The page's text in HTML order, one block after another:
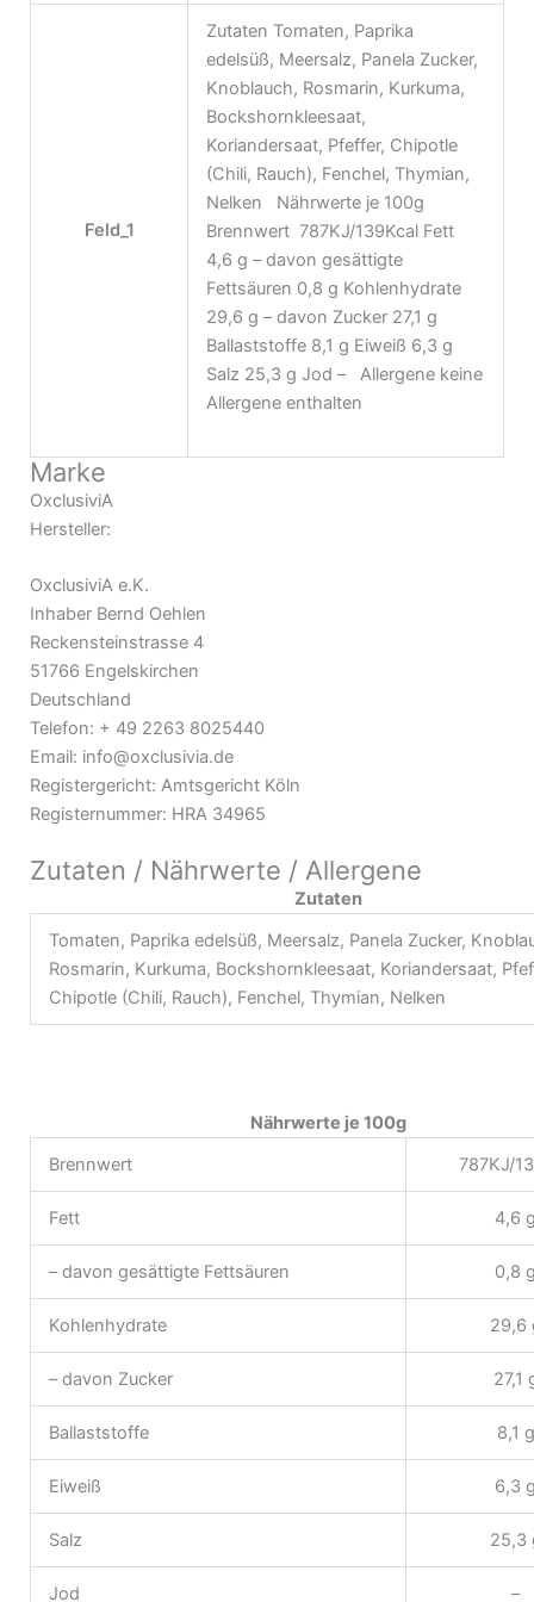
Feld_1
Zutaten Tomaten, Paprika
edelsüß, Meersalz, Panela Zucker,
Knoblauch, Rosmarin, Kurkuma,
Bockshornkleesaat,
Koriandersaat, Pfeffer, Chipotle
(Chili, Rauch), Fenchel, Thymian,
Nelken Nährwerte je 100g
Brennwert 787KJ/139Kcal Fett
4,6 g – davon gesättigte
Fettsäuren 0,8 g Kohlenhydrate
29,6 g – davon Zucker 27,1 g
Ballaststoffe 8,1 g Eiweiß 6,3 g
Salz 25,3 g Jod – Allergene keine
Allergene enthalten
Marke
OxclusiviA
Hersteller:
OxclusiviA e.K.
Inhaber Bernd Oehlen
Reckensteinstrasse 4
51766 Engelskirchen
Deutschland
Telefon: + 49 2263 8025440
Email: info@oxclusivia.de
Registergericht: Amtsgericht Köln
Registernummer: HRA 34965
Zutaten / Nährwerte / Allergene
Zutaten
Tomaten, Paprika edelsüß, Meersalz, Panela Zucker,
Rosmarin, Kurkuma, Bockshornkleesaat, Koriandersaat,
Chipotle (Chili, Rauch), Fenchel, Thymian, Nelken
Nährwerte je 100g
Brennwert
787KJ/
Fett 4,6
– davon gesättigte Fettsäuren 0,8
Kohlenhydrate 29,6
– davon Zucker 27,1
Ballaststoffe 8,1 g
Eiweiß 6,3
Salz 25,3
Jod –